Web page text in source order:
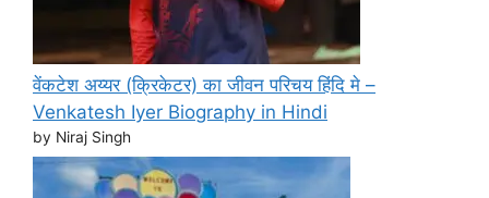
वेंकटेश अय्यर (क्रिकेटर) का जीवन परिचय हिंदि मे –
Venkatesh Iyer Biography in Hindi
by Niraj Singh